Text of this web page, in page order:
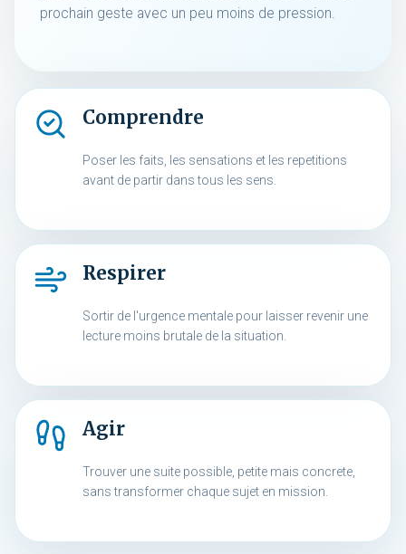
prochain geste avec un peu moins de pression.
Comprendre
Poser les faits, les sensations et les repetitions
avant de partir dans tous les sens.
Respirer
Sortir de l'urgence mentale pour laisser revenir une
lecture moins brutale de la situation.
Agir
Trouver une suite possible, petite mais concrete,
sans transformer chaque sujet en mission.